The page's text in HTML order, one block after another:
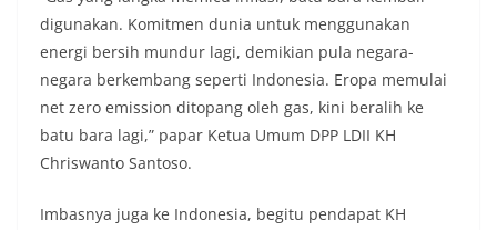
digunakan. Komitmen dunia untuk menggunakan
energi bersih mundur lagi, demikian pula negara-
negara berkembang seperti Indonesia. Eropa memulai
net zero emission ditopang oleh gas, kini beralih ke
batu bara lagi,” papar Ketua Umum DPP LDII KH
Chriswanto Santoso.
Imbasnya juga ke Indonesia, begitu pendapat KH